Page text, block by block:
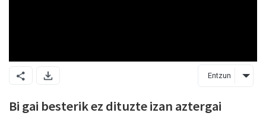
Entzun
Bi gai besterik ez dituzte izan aztergai